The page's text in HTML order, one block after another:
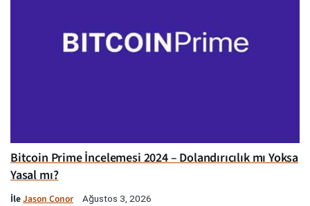
Bitcoin Prime İncelemesi 2024 – Dolandırıcılık mı Yoksa
Yasal mı?
İleJason Conor Ağustos 3, 2026